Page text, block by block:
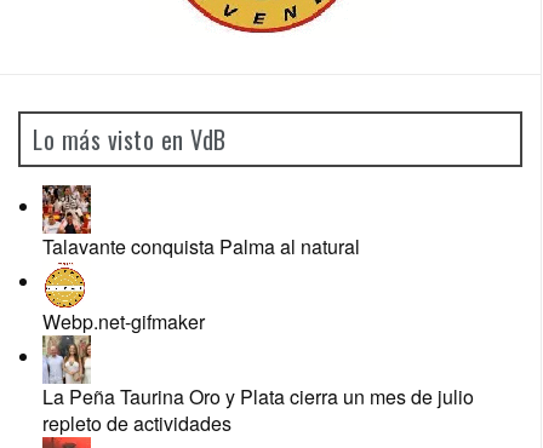
Lo más visto en VdB
Talavante conquista Palma al natural
Webp.net-gifmaker
La Peña Taurina Oro y Plata cierra un mes de julio
repleto de actividades